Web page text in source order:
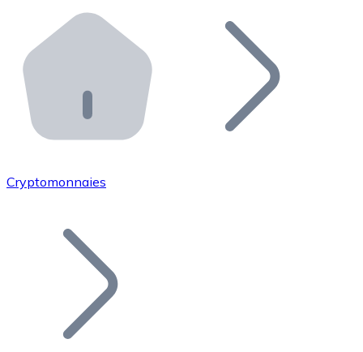
Distributeurs automatiques Bitnovo
Intégrez un ATM Bitnovo dans votre entreprise et
API Bitnovo
Intégrez notre API dans votre écosystème.
Rejoignez notre réseau de distributeurs et
Ajoutez le token de votre projet à notre service
Cryptomonnaies